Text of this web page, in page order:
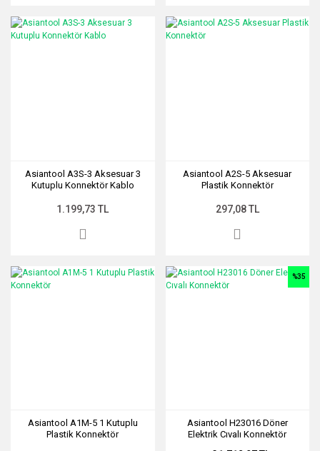
Asiantool A3S-3 Aksesuar 3
Kutuplu Konnektör Kablo
1.199,73 TL
Asiantool A2S-5 Aksesuar
Plastik Konnektör
297,08 TL
Asiantool A1M-5 1 Kutuplu
Plastik Konnektör
Asiantool H23016 Döner
Elektrik Cıvalı Konnektör
%35